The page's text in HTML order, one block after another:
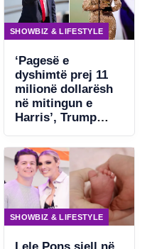
SHOWBIZ & LIFESTYLE
‘Pagesë e
dyshimtë prej 11
milionë dollarësh
në mitingun e
Harris’, Trump
penale për
Beyonce
SHOWBIZ & LIFESTYLE